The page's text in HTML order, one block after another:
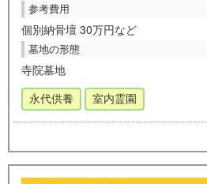
参考費用
個別納骨壇 30万円など
墓地の形態
寺院墓地
永代供養 室内霊園